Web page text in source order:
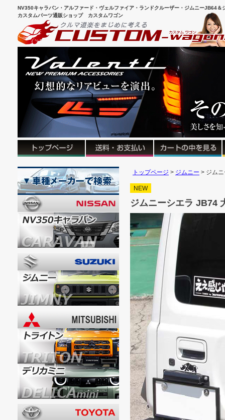
NV350キャラバン・アルファード・ヴェルファイア・ランドクルーザー・ジムニーJB64
カスタムパーツ通販ショップ カスタムワゴン
トップページ ジムニー ジム
NEW
ジムニーシエラ JB74